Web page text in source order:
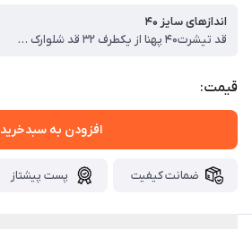
اندازهای سایز ۴۰
قد تیشرت۴۰ پهنا از یکطرف ۳۲ قد شلوارک ۳۷
قیمت:
افزودن به سبدخرید
ضمانت کیفیت پست پیشتاز